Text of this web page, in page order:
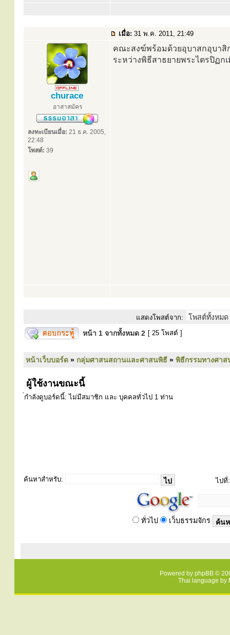
เมื่อ: 31 พ.ค. 2011, 21:49
churace
อาสาสมัคร
ลงทะเบียนเมื่อ: 21 ธ.ค. 2005,
22:48
โพสต์: 39
คณะสงฆ์พร้อมด้วยอุบาสกอุบาสิ
ระหว่างพิธีสาธยายพระไตรปิฏก
แสดงโพสต์จาก:
หน้า 1 จากทั้งหมด 2 [ 25 โพสต์ ]
หน้าเว็บบอร์ด » กลุ่มศาสนสถานและศาสนพิธี » พิธีกรรมทางศา
ผู้ใช้งานขณะนี้
่กำลังดูบอร์ดนี้: ไม่มีสมาชิก และ บุคคลทั่วไป 1 ท่าน
ค้นหาสำหรับ: ไปที่:
ทั่วไป เว็บธรรมจักร
Powered by phpBB ©
Thai language by